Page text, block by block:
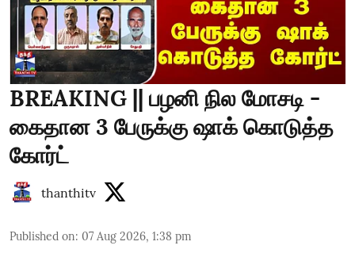
BREAKING || பழனி நில மோசடி -
கைதான 3 பேருக்கு ஷாக் கொடுத்த
கோர்ட்
thanthitv
Published on: 07 Aug 2026, 1:38 pm